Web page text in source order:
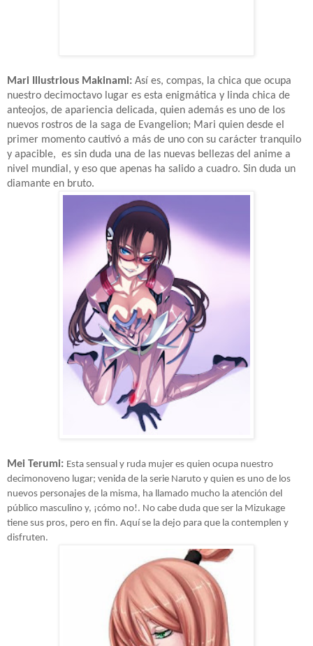
Mari Illustrious Makinami: Así es, compas, la chica que ocupa
nuestro decimoctavo lugar es esta enigmática y linda chica de
anteojos, de apariencia delicada, quien además es uno de los
nuevos rostros de la saga de Evangelion; Mari quien desde el
primer momento cautivó a más de uno con su carácter tranquilo
y apacible, es sin duda una de las nuevas bellezas del anime a
nivel mundial, y eso que apenas ha salido a cuadro. Sin duda un
diamante en bruto.
Mei Terumi: Esta sensual y ruda mujer es quien ocupa nuestro
decimonoveno lugar; venida de la serie Naruto y quien es uno de los
nuevos personajes de la misma, ha llamado mucho la atención del
público masculino y, ¡cómo no!. No cabe duda que ser la Mizukage
tiene sus pros, pero en fin. Aquí se la dejo para que la contemplen y
disfruten.